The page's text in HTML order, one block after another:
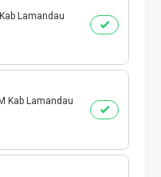
Lamandau
Kab Lamandau